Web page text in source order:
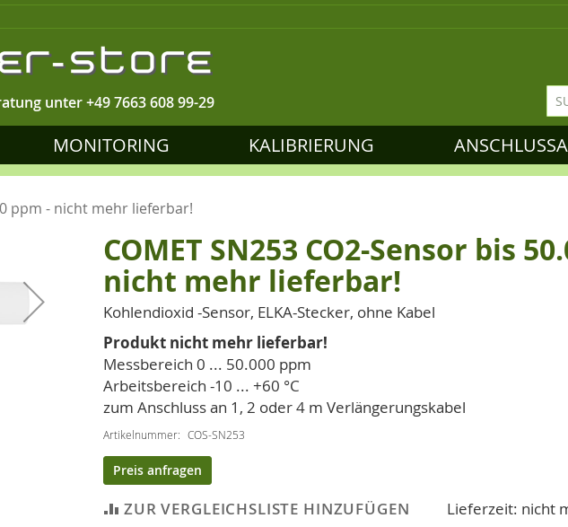
unter+49 7663 608 99-29
MONITORING KALIBRIERUNG
ppm - nicht mehr lieferbar!
COMET SN253 CO2-Sensor bis
nicht mehr lieferbar!
Kohlendioxid -Sensor, ELKA-Stecker, ohne Kabel
Produkt nicht mehr lieferbar!
Messbereich 0 ... 50.000 ppm
Arbeitsbereich -10 ... +60 °C
zum Anschluss an 1, 2 oder 4 m Verlängerungskabel
Artikelnummer COS-SN253
Preis anfragen
ZUR VERGLEICHSLISTE HINZUFÜGEN Lieferzeit: nicht